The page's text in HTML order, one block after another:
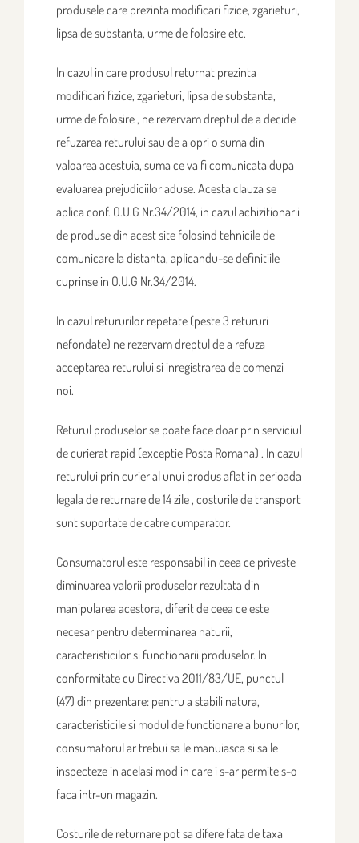
produsele care prezinta modificari fizice, zgarieturi,
lipsa de substanta, urme de folosire etc.
In cazul in care produsul returnat prezinta
modificari fizice, zgarieturi, lipsa de substanta,
urme de folosire , ne rezervam dreptul de a decide
refuzarea returului sau de a opri o suma din
valoarea acestuia, suma ce va fi comunicata dupa
evaluarea prejudiciilor aduse. Acesta clauza se
aplica conf. O.U.G Nr.34/2014, in cazul achizitionarii
de produse din acest site folosind tehnicile de
comunicare la distanta, aplicandu-se definitiile
cuprinse in O.U.G Nr.34/2014.
In cazul retururilor repetate (peste 3 retururi
nefondate) ne rezervam dreptul de a refuza
acceptarea returului si inregistrarea de comenzi
noi.
Returul produselor se poate face doar prin serviciul
de curierat rapid (exceptie Posta Romana) . In cazul
returului prin curier al unui produs aflat in perioada
legala de returnare de 14 zile , costurile de transport
sunt suportate de catre cumparator.
Consumatorul este responsabil in ceea ce priveste
diminuarea valorii produselor rezultata din
manipularea acestora, diferit de ceea ce este
necesar pentru determinarea naturii,
caracteristicilor si functionarii produselor. In
conformitate cu Directiva 2011/83/UE, punctul
(47) din prezentare: pentru a stabili natura,
caracteristicile si modul de functionare a bunurilor,
consumatorul ar trebui sa le manuiasca si sa le
inspecteze in acelasi mod in care i s-ar permite s-o
faca intr-un magazin.
Costurile de returnare pot sa difere fata de taxa